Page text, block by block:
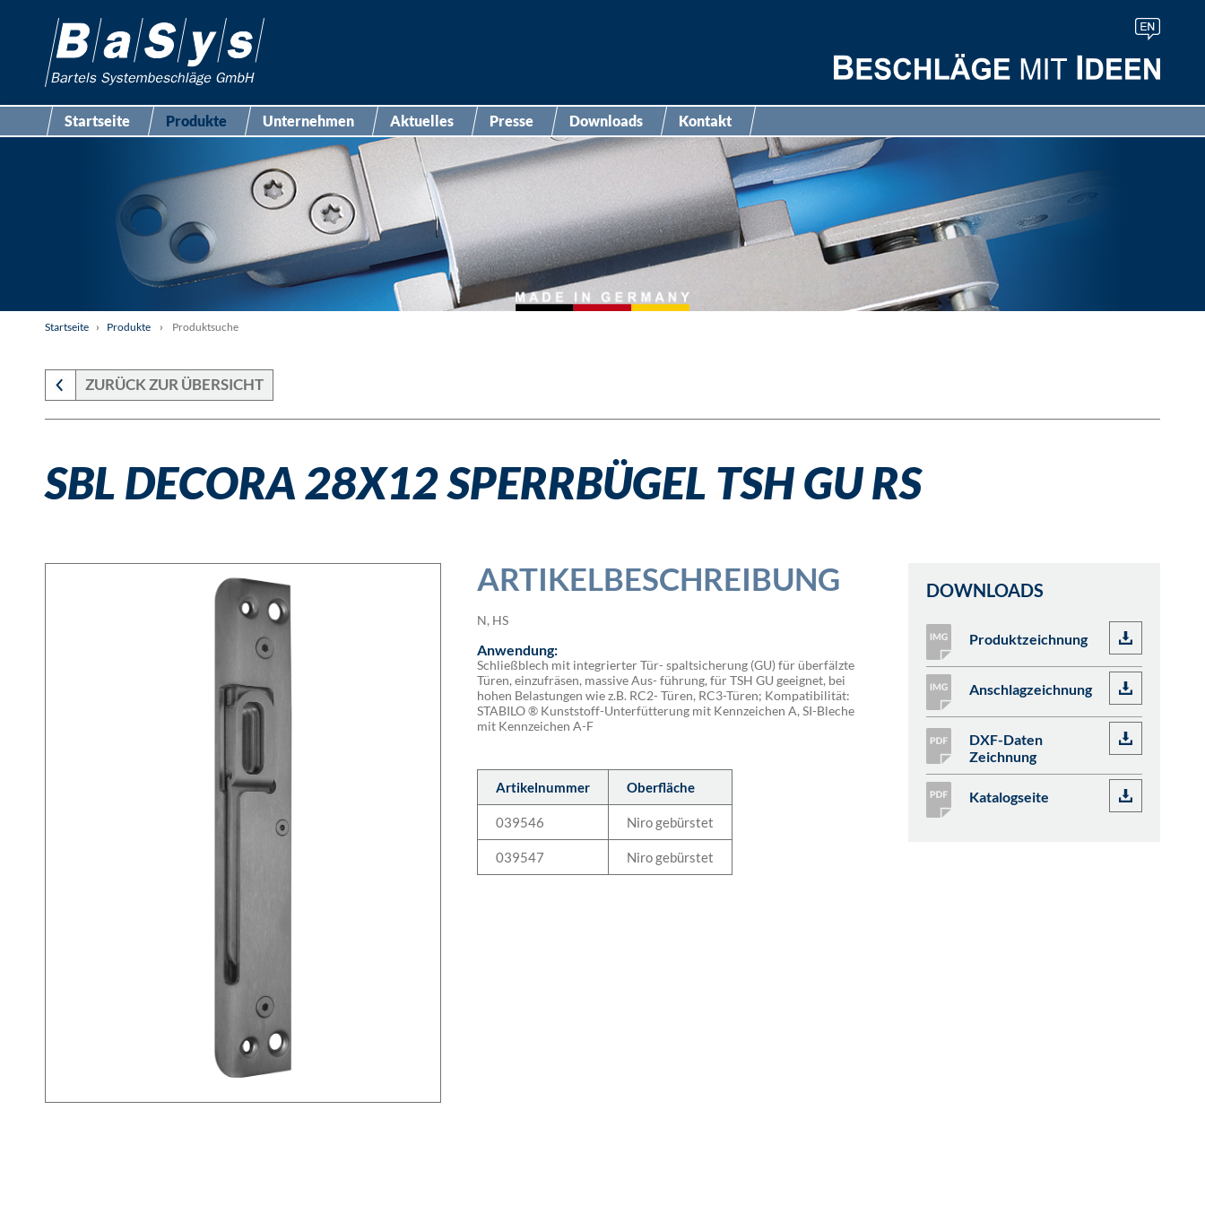
Startseite Produkte Unternehmen Aktuelles Presse Downloads Kontakt
Startseite › Produkte › Produktsuche
ZURÜCK ZUR ÜBERSICHT
SBL DECORA 28X12 SPERRBÜGEL TSH GU RS
ARTIKELBESCHREIBUNG
N, HS
Anwendung:
Schließblech mit integrierter Tür- spaltsicherung (GU) für überfälzte
Türen, einzufräsen, massive Aus- führung, für TSH GU geeignet, bei
hohen Belastungen wie z.B. RC2- Türen, RC3-Türen; Kompatibilität:
STABILO ® Kunststoff-Unterfütterung mit Kennzeichen A, SI-Bleche
mit Kennzeichen A-F
Artikelnummer Oberfläche
039546 Niro gebürstet
039547 Niro gebürstet
DOWNLOADS
Produktzeichnung
Anschlagzeichnung
DXF-Daten
Zeichnung
Katalogseite